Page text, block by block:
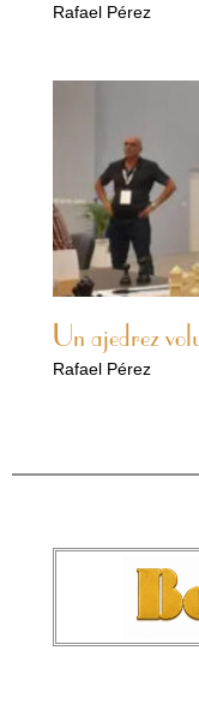
Rafael Pérez
Un ajedrez
Rafael Pérez